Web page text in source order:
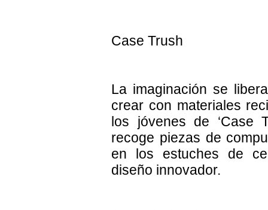
Case Trush
La imaginación se
crear con materiales
los jóvenes de ‘Case
recoge piezas de
en los estuches de
diseño innovador.